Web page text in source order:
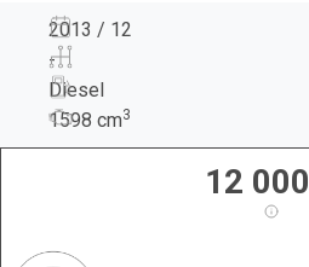
2013 / 12
-
Diesel
1598 cm3
12 000